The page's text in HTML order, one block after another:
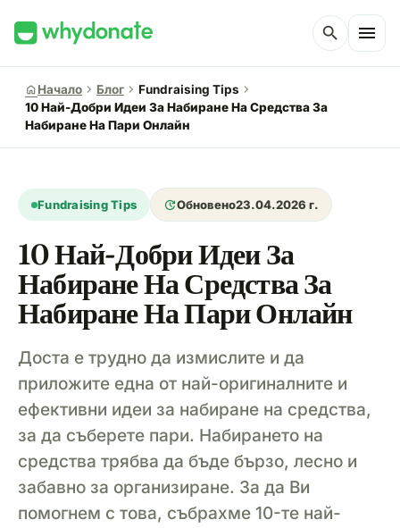
search menu
homeНачало chevron_right Блог chevron_right Fundraising Tips chevron_right
10 Най-Добри Идеи За Набиране На Средства За
Набиране На Пари Онлайн
Fundraising Tips updateОбновено23.04.2026 г.
10 Най-Добри Идеи За
Набиране На Средства За
Набиране На Пари Онлайн
Доста е трудно да измислите и да
приложите една от най-оригиналните и
ефективни идеи за набиране на средства,
за да съберете пари. Набирането на
средства трябва да бъде бързо, лесно и
забавно за организиране. За да Ви
помогнем с това, събрахме 10-те най-